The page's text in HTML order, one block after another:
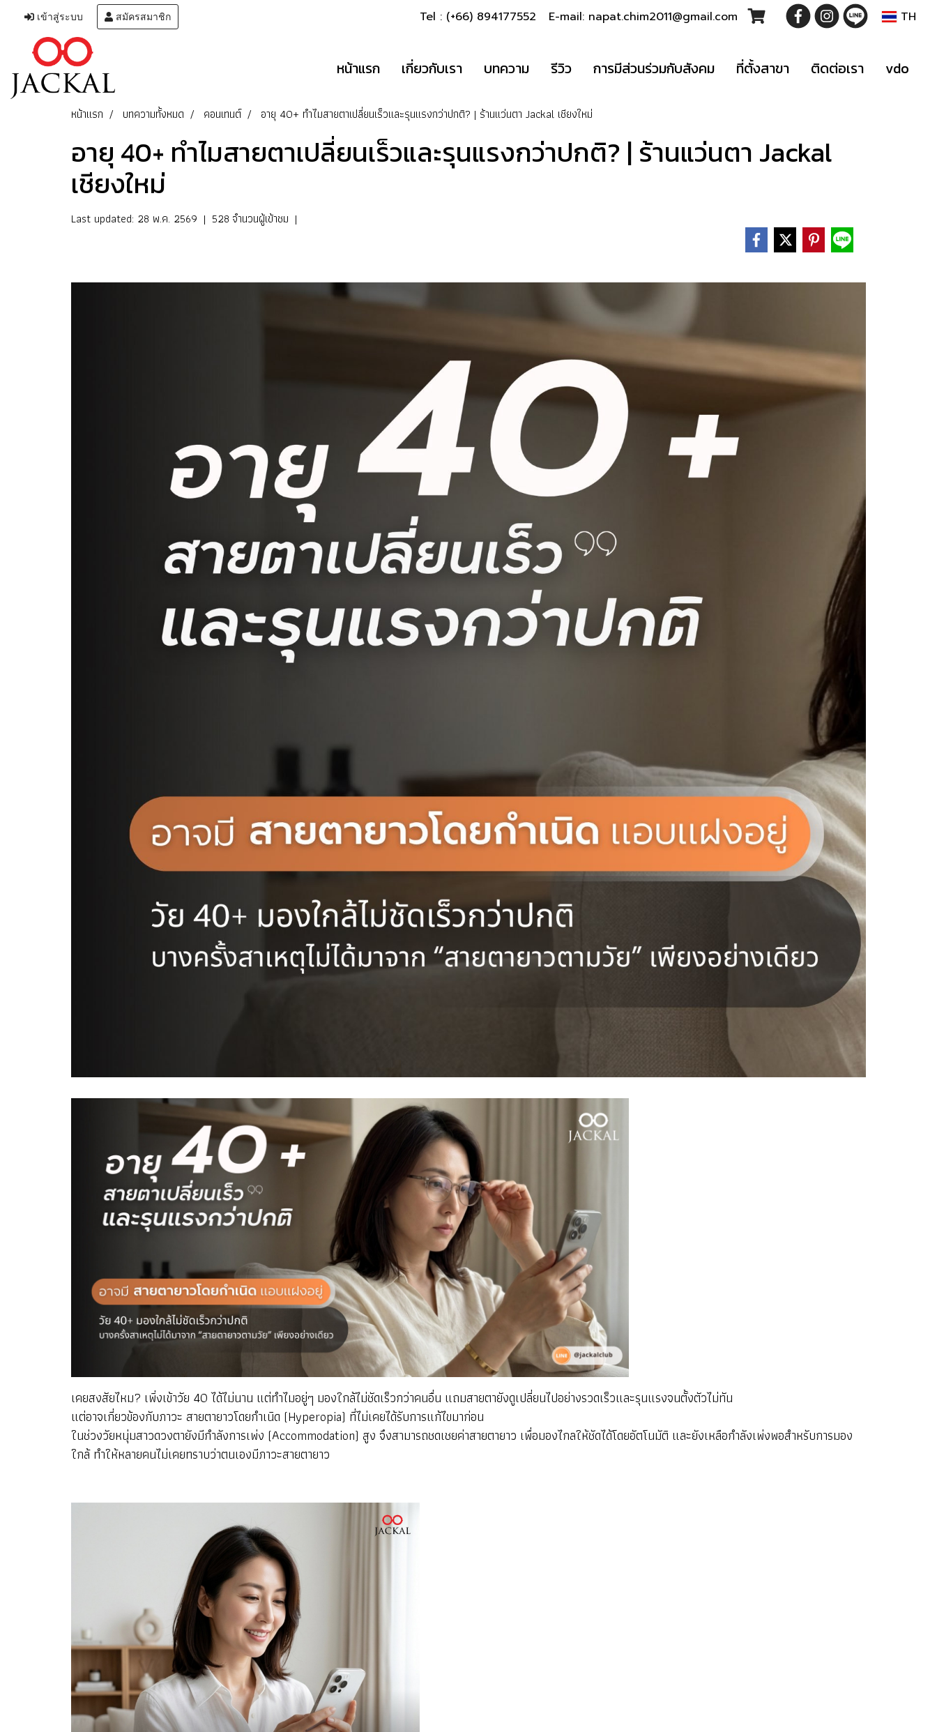
เข้าสู่ระบบ สมัครสมาชิก Tel : (+66) 894177552 E-mail: napat.chim2011@gmail.com TH
หน้าแรก เกี่ยวกับเรา บทความ รีวิว การมีส่วนร่วมกับสังคม ที่ตั้งสาขา ติดต่อเรา vdo
หน้าแรก บทความทั้งหมด คอนเทนต์ ️อายุ 40+ ทำไมสายตาเปลี่ยนเร็วและรุนแรงกว่าปกติ? | ร้านแว่นตา Jackal เชียงใหม่
️อายุ 40+ ทำไมสายตาเปลี่ยนเร็วและรุนแรงกว่าปกติ? | ร้านแว่นตา Jackal
เชียงใหม่
Last updated: 28 พ.ค. 2569 | 528 จำนวนผู้เข้าชม |
เคยสงสัยไหม? เพิ่งเข้าวัย 40 ได้ไม่นาน แต่ทำไมอยู่ๆ มองใกล้ไม่ชัดเร็วกว่าคนอื่น แถมสายตายังดูเปลี่ยนไปอย่างรวดเร็วและรุนแรงจนตั้งตัวไม่ทัน
แต่อาจเกี่ยวข้องกับภาวะ สายตายาวโดยกำเนิด (Hyperopia) ที่ไม่เคยได้รับการแก้ไขมาก่อน
ในช่วงวัยหนุ่มสาวดวงตายังมีกำลังการเพ่ง (Accommodation) สูง จึงสามารถชดเชยค่าสายตายาว เพื่อมองไกลให้ชัดได้โดยอัตโนมัติ และยังเหลือกำลังเพ่งพอสำหรับการมอง
ใกล้ ทำให้หลายคนไม่เคยทราบว่าตนเองมีภาวะสายตายาว